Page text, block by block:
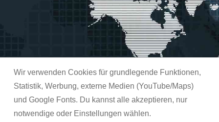
Wir verwenden Cookies für grundlegende Funktionen,
Statistik, Werbung, externe Medien (YouTube/Maps)
und Google Fonts. Du kannst alle akzeptieren, nur
notwendige oder Einstellungen wählen.